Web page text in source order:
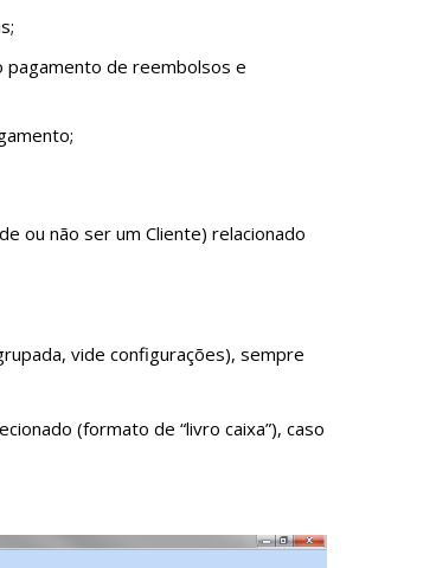
pagamento de reembolsos e
ou não ser um Cliente) relacionado
vide configurações), sempre
(formato de “livro caixa”), caso